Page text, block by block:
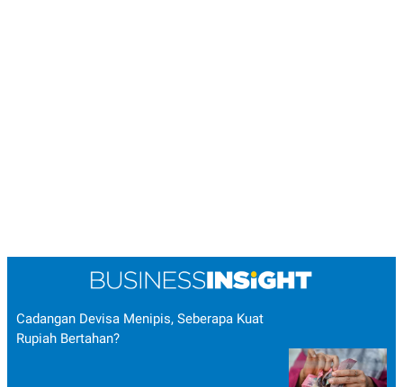
Cadangan Devisa Menipis, Seberapa Kuat
Rupiah Bertahan?